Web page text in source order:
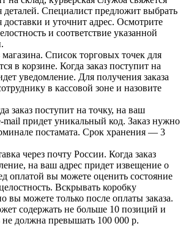
деталей. Специалист предложит выбрать
доставки и уточнит адрес. Осмотрите
и соответствие указанной
Список торговых точек для
в корзине. Когда заказ поступит на
уведомление. Для получения заказа
в кассовой зоне и назовите
заказ поступит на точку, на ваш
mail придет уникальный код. Заказ нужно
постамата. Срок хранения — 3
через почту России. Когда заказ
на ваш адрес придет извещение о
оплатой вы можете оценить состояние
Вскрывать коробку
вы можете только после оплаты заказа.
содержать не больше 10 позиций и
не должна превышать 100 000 р.